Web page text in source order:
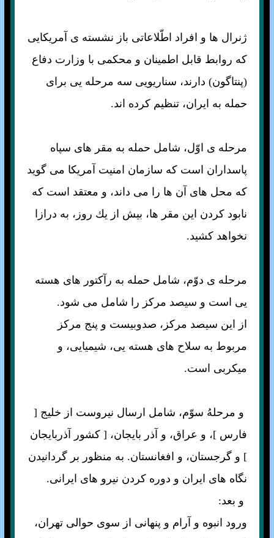
ژنرال ها و افراد اطّلاعاتى باز نشسته ی آمريكايى
كه روابط قابل اطمينان و محكمى با وزارت دفاع
(پنتاگون) دارند، سناريويى سه مرحله يى براى
حمله به ايران، تنظيم كرده اند.
مرحله ی اوّل، شامل حمله به مقر هاى سپاه
پاسداران است كه سازمان امنيت آمريكا مى گويد
كه محل هاى آن ها را مى داند، و معتقد است كه
نابود كردن اين مقر ها، بيش از يك روز، به درازا
نخواهد كشيد.
مرحله ی دوّم، شامل حمله به رآكتور هاى هسته
يى است و سيصد مركز را شامل مى شود.
از اين سيصد مركز، صدوبيست و پنج مركز
مربوط به سلاح هاى هسته يى، شيميايى، و
ميكربى است.
و مرحلهُ سوّم، شامل ارسال نيروست از خليج [
فارس ]، و عراق، و آذر بايجان، [ كشور آذربايجان
] و گرجستان، و افغانستان. به منظور بر گردانيدن
نگاه هاى ايران و دوره كردن نيرو هاى ايرانى.
و بعد:
ورود انبوه و آرام و پنهانى از سوى حوالى تهران،